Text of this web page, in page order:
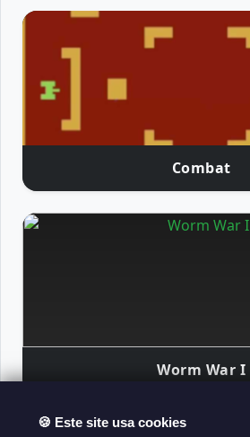
Combat
Worm War I
🍪 Este site usa cookies